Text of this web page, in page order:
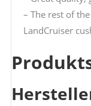
– The rest of
LandCruiser